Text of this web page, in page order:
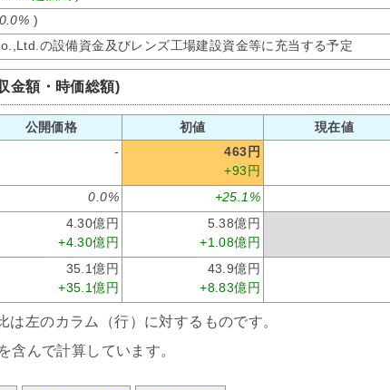
0.0% )
の設備資金及びレンズ工場建設資金等に充当する予定
金額・時価総額)
公開価格 初値
現在値
-
463円
+93円
0.0% +25.1%
4.30億円
+4.30億円
5.38億円
+1.08億円
35.1億円
+35.1億円
43.9億円
+8.83億円
左のカラム（行）に対するものです。
んで計算しています。